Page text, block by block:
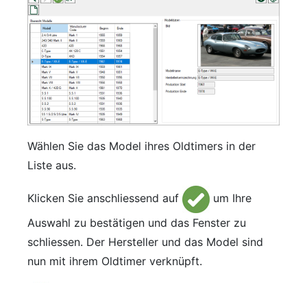
Wählen Sie das Model ihres Oldtimers in der
Liste aus.
Klicken Sie anschliessend auf
um Ihre
Auswahl zu bestätigen und das Fenster zu
schliessen. Der Hersteller und das Model sind
nun mit ihrem Oldtimer verknüpft.